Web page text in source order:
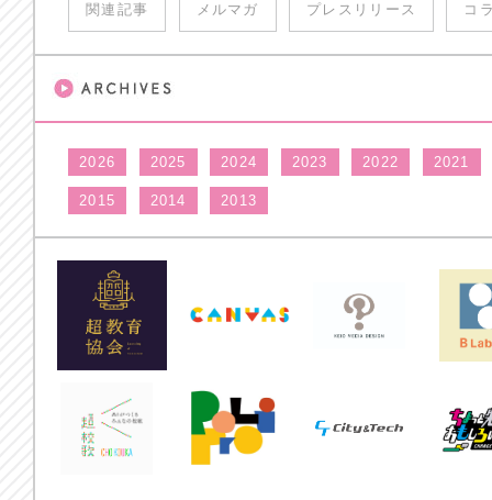
関連記事 メルマガ プレスリリース コ
2026 2025 2024 2023 2022 2021
2015 2014 2013